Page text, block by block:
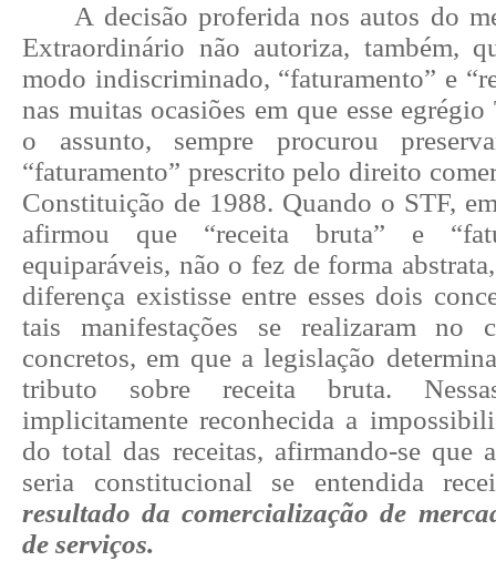
A decisão proferida nos autos do
Extraordinário não autoriza, também,
modo indiscriminado, “faturamento” e
nas muitas ocasiões em que esse
o assunto, sempre procurou
“faturamento” prescrito pelo direito
Constituição de 1988. Quando o STF,
afirmou que “receita bruta” e
equiparáveis, não o fez de forma
diferença existisse entre esses dois
tais manifestações se realizaram no
concretos, em que a legislação
tributo sobre receita bruta.
implicitamente reconhecida a
do total das receitas, afirmando-se que
seria constitucional se entendida
resultado da comercialização de
de serviços.